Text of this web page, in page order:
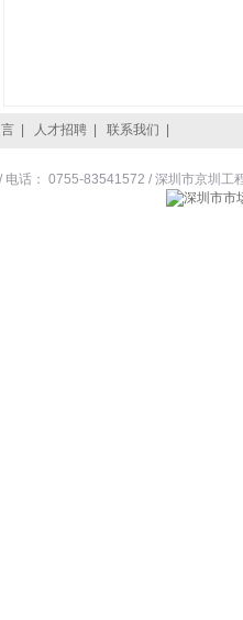
人才招聘 联系我们
话： 0755-83541572 / 深圳市京圳工